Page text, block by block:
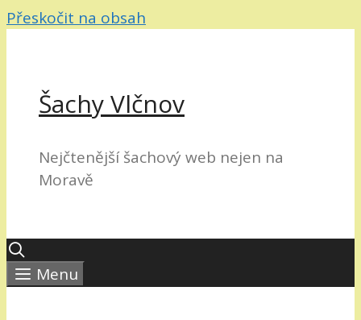
Přeskočit na obsah
Šachy Vlčnov
Nejčtenější šachový web nejen na
Moravě
Menu